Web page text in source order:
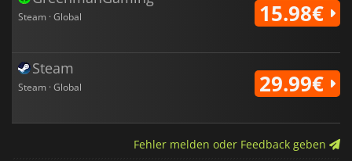
Steam · Global 15.98€
Steam
Steam · Global 29.99€
Fehler melden oder Feedback geben